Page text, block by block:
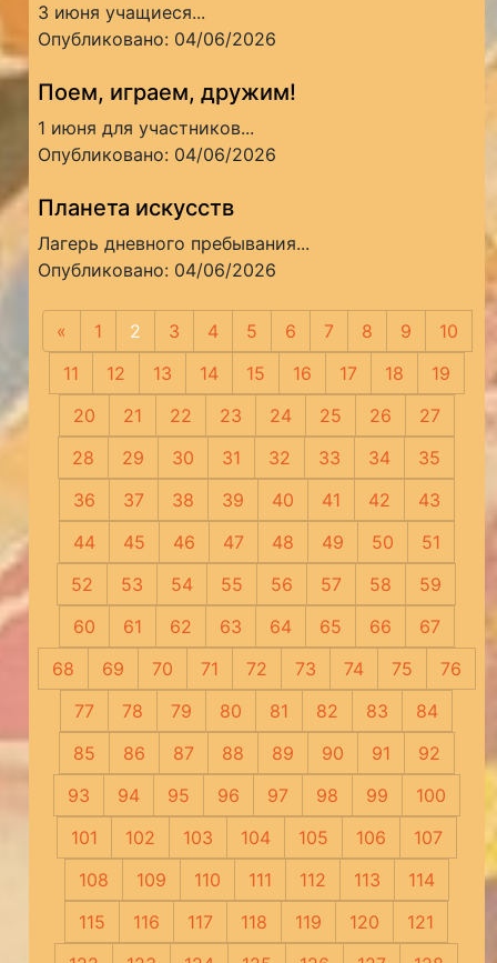
3 июня учащиеся...
Опубликовано: 04/06/2026
Поем, играем, дружим!
1 июня для участников...
Опубликовано: 04/06/2026
Планета искусств
Лагерь дневного пребывания...
Опубликовано: 04/06/2026
« Предыдущая
1 2 3 4 5 6 7 8 9
10
11
12 13 14 15 16 17 18
19
20
21 22 23 24 25 26
27
28
29 30 31 32 33 34
35
36
37 38 39 40 41 42
43
44
45 46 47 48 49 50
51
52
53 54 55 56 57 58
59
60
61 62 63 64 65 66
67
68
69 70 71 72 73 74 75
76
77
78 79 80 81 82 83
84
85
86 87 88 89 90 91
92
93
94 95 96 97 98 99
100
101
102 103 104 105 106
107
108
109 110 111 112 113
114
115
116 117 118 119 120
121